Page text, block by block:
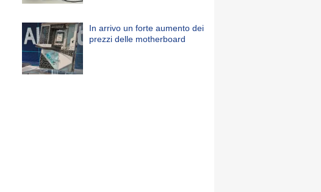
In arrivo un forte aumento dei
prezzi delle motherboard